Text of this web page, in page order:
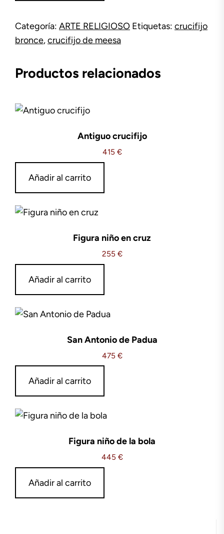
Categoría: ARTE RELIGIOSO Etiquetas: crucifijo
bronce,crucifijo de meesa
Productos relacionados
Antiguo crucifijo
415 €
Añadir al carrito
Figura niño en cruz
255 €
Añadir al carrito
San Antonio de Padua
475 €
Añadir al carrito
Figura niño de la bola
445 €
Añadir al carrito